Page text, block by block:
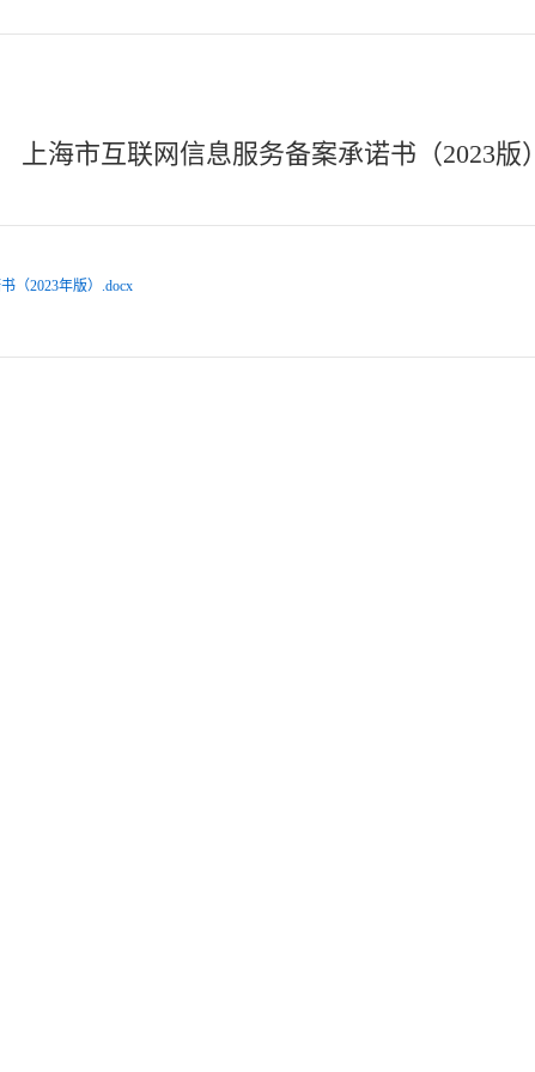
上海市互联网信息服务备案承诺书（2023版）
（2023年版）.docx